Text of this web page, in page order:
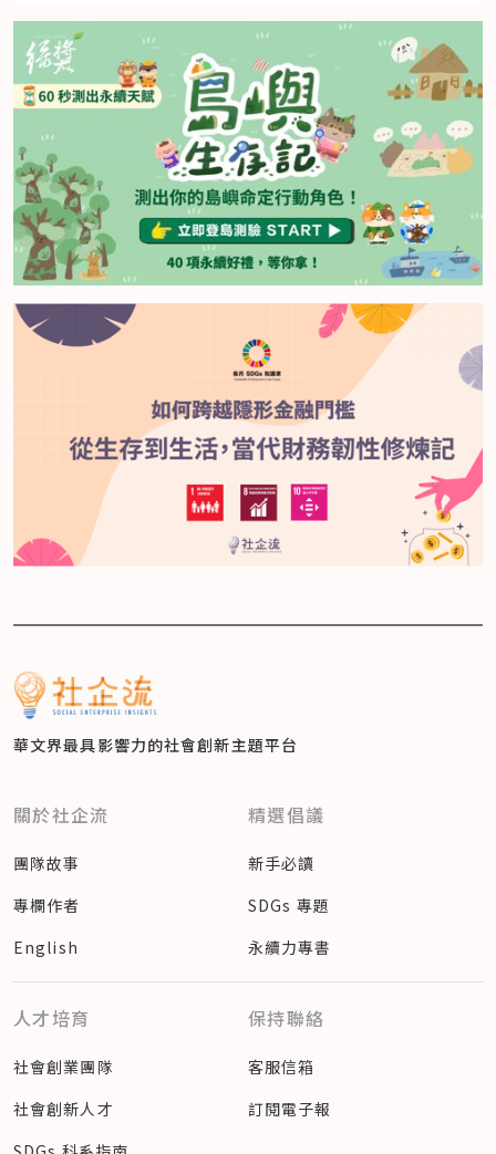
華文界最具影響力的社會創新主題平台
關於社企流
團隊故事
專欄作者
English
精選倡議
新手必讀
SDGs 專題
永續力專書
人才培育
社會創業團隊
社會創新人才
保持聯絡
客服信箱
訂閱電子報